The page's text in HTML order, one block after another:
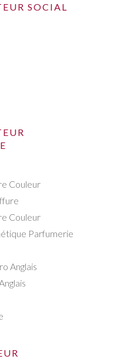
SOCIAL
Couleur
Couleur
Parfumerie
Anglais